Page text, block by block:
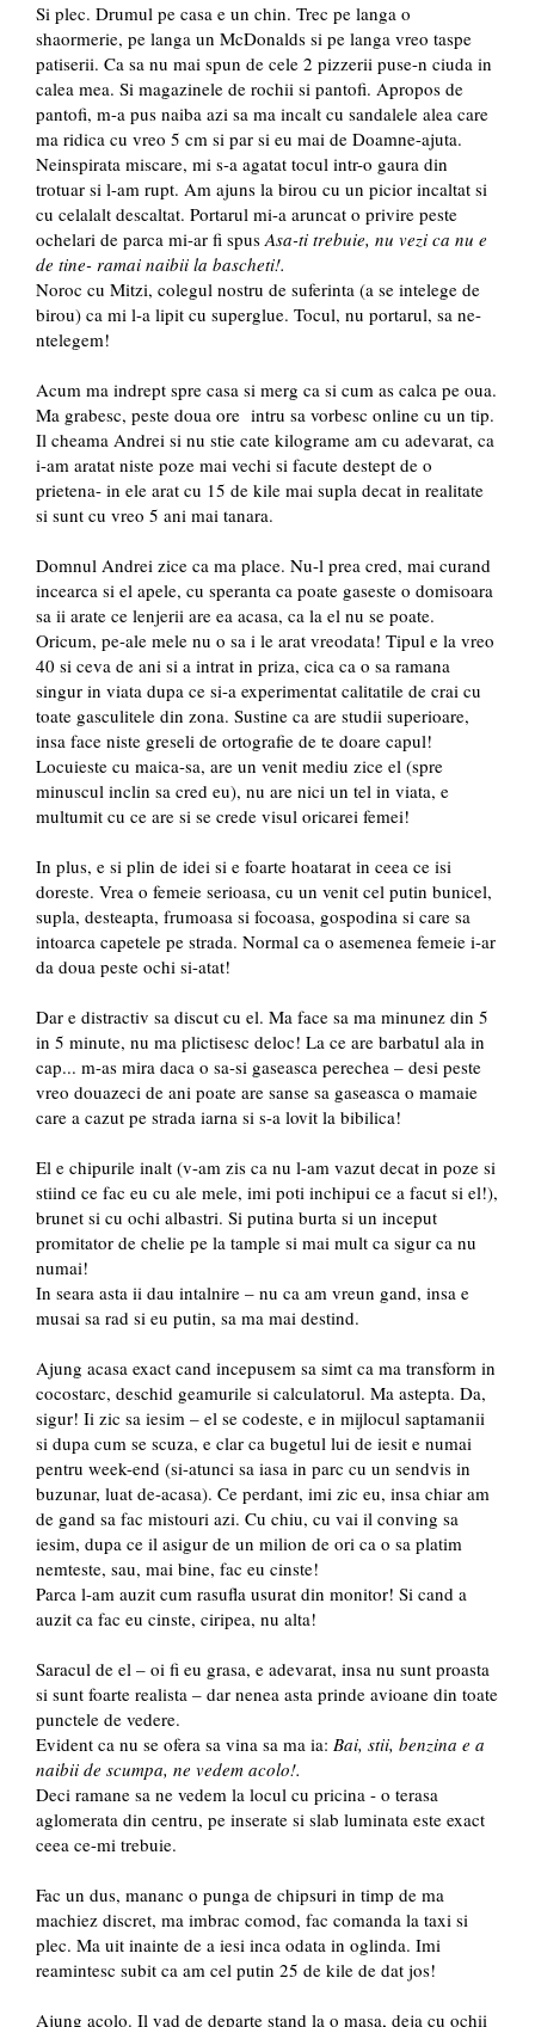
Si plec. Drumul pe casa e un chin. Trec pe langa o
shaormerie, pe langa un McDonalds si pe langa vreo taspe
patiserii. Ca sa nu mai spun de cele 2 pizzerii puse-n ciuda in
calea mea. Si magazinele de rochii si pantofi. Apropos de
pantofi, m-a pus naiba azi sa ma incalt cu sandalele alea care
ma ridica cu vreo 5 cm si par si eu mai de Doamne-ajuta.
Neinspirata miscare, mi s-a agatat tocul intr-o gaura din
trotuar si l-am rupt. Am ajuns la birou cu un picior incaltat si
cu celalalt descaltat. Portarul mi-a aruncat o privire peste
ochelari de parca mi-ar fi spusAsa-ti trebuie, nu vezi ca nu e
de tine- ramai naibii la bascheti!.
Noroc cu Mitzi, colegul nostru de suferinta (a se intelege de
birou) ca mi l-a lipit cu superglue. Tocul, nu portarul, sa ne-
ntelegem!
Acum ma indrept spre casa si merg ca si cum as calca pe oua.
Ma grabesc, peste doua ore intru sa vorbesc online cu un tip.
Il cheama Andrei si nu stie cate kilograme am cu adevarat, ca
i-am aratat niste poze mai vechi si facute destept de o
prietena- in ele arat cu 15 de kile mai supla decat in realitate
si sunt cu vreo 5 ani mai tanara.
Domnul Andrei zice ca ma place. Nu-l prea cred, mai curand
incearca si el apele, cu speranta ca poate gaseste o domisoara
sa ii arate ce lenjerii are ea acasa, ca la el nu se poate.
Oricum, pe-ale mele nu o sa i le arat vreodata! Tipul e la vreo
40 si ceva de ani si a intrat in priza, cica ca o sa ramana
singur in viata dupa ce si-a experimentat calitatile de crai cu
toate gasculitele din zona. Sustine ca are studii superioare,
insa face niste greseli de ortografie de te doare capul!
Locuieste cu maica-sa, are un venit mediu zice el (spre
minuscul inclin sa cred eu), nu are nici un tel in viata, e
multumit cu ce are si se crede visul oricarei femei!
In plus, e si plin de idei si e foarte hoatarat in ceea ce isi
doreste. Vrea o femeie serioasa, cu un venit cel putin bunicel,
supla, desteapta, frumoasa si focoasa, gospodina si care sa
intoarca capetele pe strada. Normal ca o asemenea femeie i-ar
da doua peste ochi si-atat!
Dar e distractiv sa discut cu el. Ma face sa ma minunez din 5
in 5 minute, nu ma plictisesc deloc! La ce are barbatul ala in
cap... m-as mira daca o sa-si gaseasca perechea – desi peste
vreo douazeci de ani poate are sanse sa gaseasca o mamaie
care a cazut pe strada iarna si s-a lovit la bibilica!
El e chipurile inalt (v-am zis ca nu l-am vazut decat in poze si
stiind ce fac eu cu ale mele, imi poti inchipui ce a facut si el!),
brunet si cu ochi albastri. Si putina burta si un inceput
promitator de chelie pe la tample si mai mult ca sigur ca nu
numai!
In seara asta ii dau intalnire – nu ca am vreun gand, insa e
musai sa rad si eu putin, sa ma mai destind.
Ajung acasa exact cand incepusem sa simt ca ma transform in
cocostarc, deschid geamurile si calculatorul. Ma astepta. Da,
sigur! Ii zic sa iesim – el se codeste, e in mijlocul saptamanii
si dupa cum se scuza, e clar ca bugetul lui de iesit e numai
pentru week-end (si-atunci sa iasa in parc cu un sendvis in
buzunar, luat de-acasa). Ce perdant, imi zic eu, insa chiar am
de gand sa fac mistouri azi. Cu chiu, cu vai il conving sa
iesim, dupa ce il asigur de un milion de ori ca o sa platim
nemteste, sau, mai bine, fac eu cinste!
Parca l-am auzit cum rasufla usurat din monitor! Si cand a
auzit ca fac eu cinste, ciripea, nu alta!
Saracul de el – oi fi eu grasa, e adevarat, insa nu sunt proasta
si sunt foarte realista – dar nenea asta prinde avioane din toate
punctele de vedere.
Evident ca nu se ofera sa vina sa ma ia: Bai, stii, benzina e a
naibii de scumpa, ne vedem acolo!.
Deci ramane sa ne vedem la locul cu pricina - o terasa
aglomerata din centru, pe inserate si slab luminata este exact
ceea ce-mi trebuie.
Fac un dus, mananc o punga de chipsuri in timp de ma
machiez discret, ma imbrac comod, fac comanda la taxi si
plec. Ma uit inainte de a iesi inca odata in oglinda. Imi
reamintesc subit ca am cel putin 25 de kile de dat jos!
Ajung acolo. Il vad de departe stand la o masa, deja cu ochii